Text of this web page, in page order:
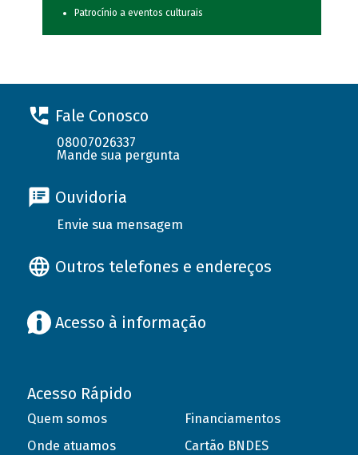
Patrocínio a eventos culturais
Fale Conosco
08007026337
Mande sua pergunta
Ouvidoria
Envie sua mensagem
Outros telefones e endereços
Acesso à informação
Acesso Rápido
Quem somos
Onde atuamos
Financiamentos
Cartão BNDES